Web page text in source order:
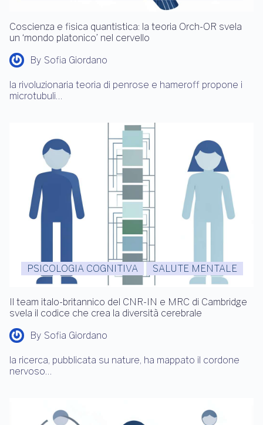
Coscienza e fisica quantistica: la teoria Orch-OR svela
un ‘mondo platonico’ nel cervello
By Sofia Giordano
la rivoluzionaria teoria di penrose e hameroff propone i
microtubuli…
PSICOLOGIA COGNITIVA SALUTE MENTALE
Il team italo-britannico del CNR-IN e MRC di Cambridge
svela il codice che crea la diversità cerebrale
By Sofia Giordano
la ricerca, pubblicata su nature, ha mappato il cordone
nervoso…